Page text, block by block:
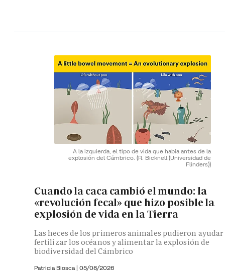
A la izquierda, el tipo de vida que había antes de la
explosión del Cámbrico. (R. Bicknell (Universidad de
Flinders))
Cuando la caca cambió el mundo: la
«revolución fecal» que hizo posible la
explosión de vida en la Tierra
Las heces de los primeros animales pudieron ayudar
fertilizar los océanos y alimentar la explosión de
biodiversidad del Cámbrico
Patricia Biosca | 05/08/2026